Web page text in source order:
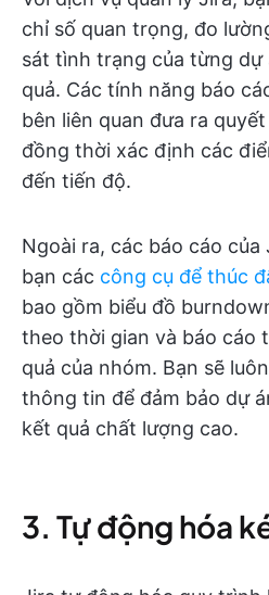
chỉ số quan trọng, đo
sát tình trạng của từng dự
quả. Các tính năng báo
bên liên quan đưa ra
đồng thời xác định các
đến tiến độ.
Ngoài ra, các báo cáo
bạn các công cụ để thúc
bao gồm biểu đồ
theo thời gian và báo cáo
quả của nhóm. Bạn sẽ
thông tin để đảm bảo dự
kết quả chất lượng cao.
3. Tự động hóa